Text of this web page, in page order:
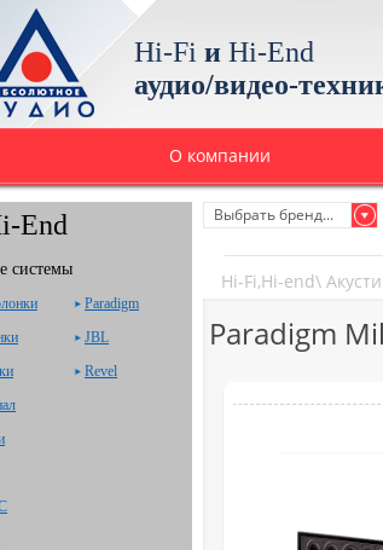
Hi-Fi и Hi-End
аудио/видео-
О компании
Выбрать бренд...
Hi-Fi,Hi-end\
Paradigm
End
системы
Paradigm
JBL
Revel